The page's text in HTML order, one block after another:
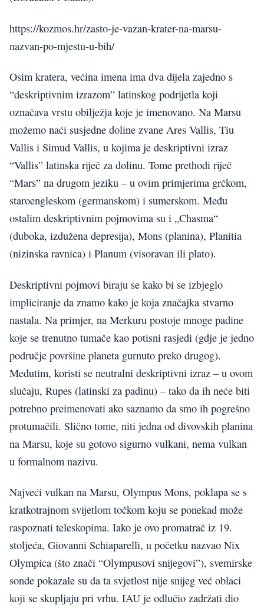
https://kozmos.hr/zasto-je-vazan-krater-na-marsu-
nazvan-po-mjestu-u-bih/
Osim kratera, većina imena ima dva dijela zajedno s
“deskriptivnim izrazom” latinskog podrijetla koji
označava vrstu obilježja koje je imenovano. Na Marsu
možemo naći susjedne doline zvane Ares Vallis, Tiu
Vallis i Simud Vallis, u kojima je deskriptivni izraz
“Vallis” latinska riječ za dolinu. Tome prethodi riječ
“Mars” na drugom jeziku – u ovim primjerima grčkom,
staroengleskom (germanskom) i sumerskom. Među
ostalim deskriptivnim pojmovima su i „Chasma“
(duboka, izdužena depresija), Mons (planina), Planitia
(nizinska ravnica) i Planum (visoravan ili plato).
Deskriptivni pojmovi biraju se kako bi se izbjeglo
impliciranje da znamo kako je koja značajka stvarno
nastala. Na primjer, na Merkuru postoje mnoge padine
koje se trenutno tumače kao potisni rasjedi (gdje je jedno
područje površine planeta gurnuto preko drugog).
Međutim, koristi se neutralni deskriptivni izraz – u ovom
slučaju, Rupes (latinski za padinu) – tako da ih neće biti
potrebno preimenovati ako saznamo da smo ih pogrešno
protumačili. Slično tome, niti jedna od divovskih planina
na Marsu, koje su gotovo sigurno vulkani, nema vulkan
u formalnom nazivu.
Najveći vulkan na Marsu, Olympus Mons, poklapa se s
kratkotrajnom svijetlom točkom koju se ponekad može
raspoznati teleskopima. Iako je ovo promatrač iz 19.
stoljeća, Giovanni Schiaparelli, u početku nazvao Nix
Olympica (što znači “Olympusovi snijegovi”), svemirske
sonde pokazale su da ta svjetlost nije snijeg već oblaci
koji se skupljaju pri vrhu. IAU je odlučio zadržati dio